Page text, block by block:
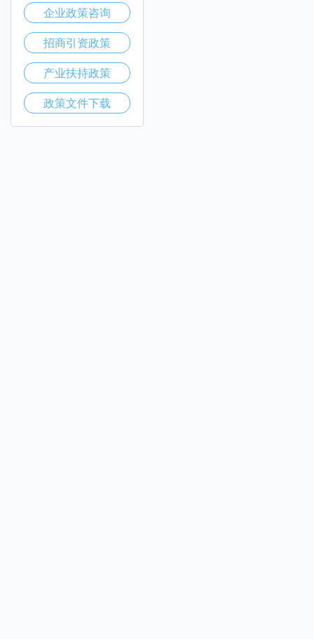
企业政策咨询
招商引资政策
产业扶持政策
政策文件下载